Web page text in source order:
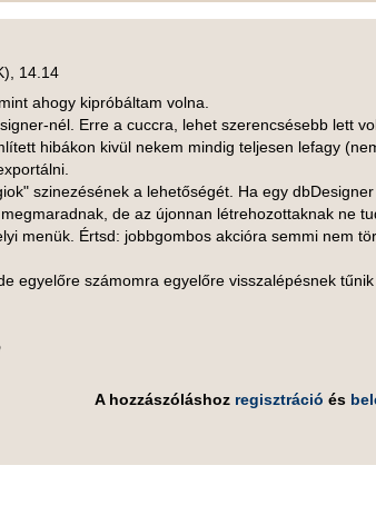
14.14
ahogy kipróbáltam volna.
nél. Erre a cuccra, lehet szerencsésebb lett
hibákon kivül nekem mindig teljesen lefagy
szinezésének a lehetőségét. Ha egy
de az újonnan létrehozottaknak ne
menük. Értsd: jobbgombos akcióra semmi nem
egyelőre számomra egyelőre visszalépésnek
A hozzászóláshoz regisztráció és